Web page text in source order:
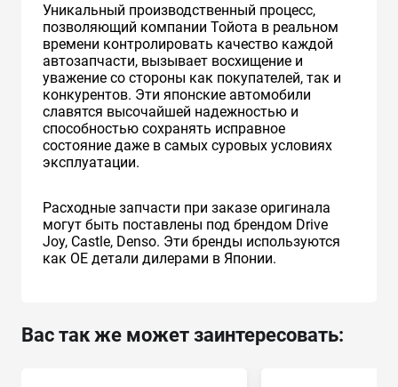
Уникальный производственный процесс,
позволяющий компании Тойота в реальном
времени контролировать качество каждой
автозапчасти, вызывает восхищение и
уважение со стороны как покупателей, так и
конкурентов. Эти японские автомобили
славятся высочайшей надежностью и
способностью сохранять исправное
состояние даже в самых суровых условиях
эксплуатации.
Расходные запчасти при заказе оригинала
могут быть поставлены под брендом Drive
Joy, Castle, Denso. Эти бренды используются
как ОЕ детали дилерами в Японии.
Вас так же может заинтересовать: